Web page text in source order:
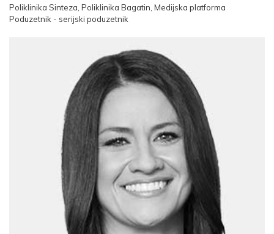
Poliklinika Sinteza, Poliklinika Bagatin, Medijska platforma
Poduzetnik - serijski poduzetnik